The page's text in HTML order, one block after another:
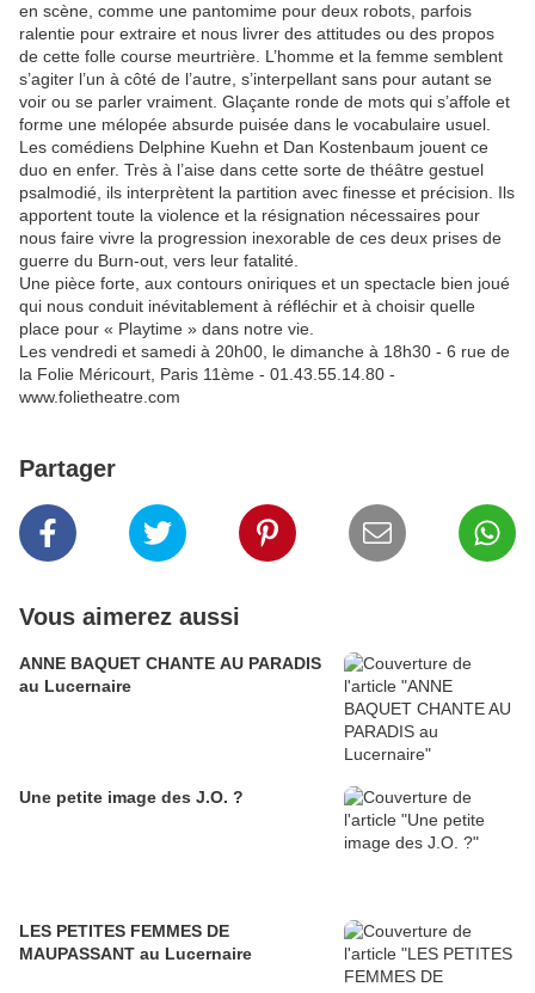
en scène, comme une pantomime pour deux robots, parfois
ralentie pour extraire et nous livrer des attitudes ou des propos
de cette folle course meurtrière. L’homme et la femme semblent
s’agiter l’un à côté de l’autre, s’interpellant sans pour autant se
voir ou se parler vraiment. Glaçante ronde de mots qui s’affole et
forme une mélopée absurde puisée dans le vocabulaire usuel.
Les comédiens Delphine Kuehn et Dan Kostenbaum jouent ce
duo en enfer. Très à l’aise dans cette sorte de théâtre gestuel
psalmodié, ils interprètent la partition avec finesse et précision. Ils
apportent toute la violence et la résignation nécessaires pour
nous faire vivre la progression inexorable de ces deux prises de
guerre du Burn-out, vers leur fatalité.
Une pièce forte, aux contours oniriques et un spectacle bien joué
qui nous conduit inévitablement à réfléchir et à choisir quelle
place pour « Playtime » dans notre vie.
Les vendredi et samedi à 20h00, le dimanche à 18h30 - 6 rue de
la Folie Méricourt, Paris 11ème - 01.43.55.14.80 -
www.folietheatre.com
Partager
Vous aimerez aussi
ANNE BAQUET CHANTE AU PARADIS
au Lucernaire
Une petite image des J.O. ?
LES PETITES FEMMES DE
MAUPASSANT au Lucernaire